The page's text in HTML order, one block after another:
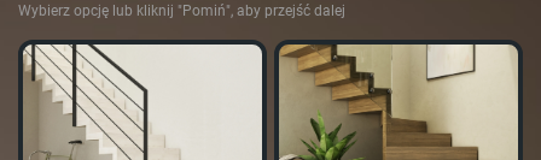
Wybierz opcję lub kliknij "Pomiń", aby przejść dalej